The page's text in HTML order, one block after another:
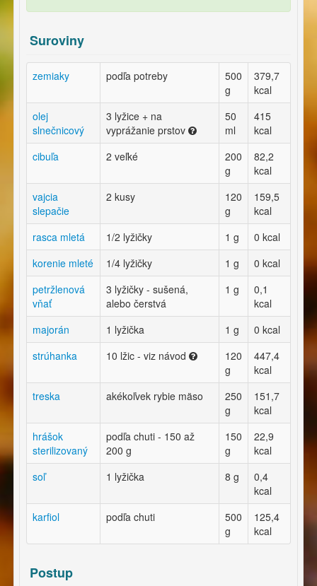
Suroviny
zemiaky podľa potreby
500
g
379,7
kcal
olej
slnečnicový
3 lyžice + na
vyprážanie prstov
50
ml
415
kcal
cibuľa
2 veľké
200
g
82,2
kcal
vajcia
slepačie
2 kusy
120
g
159,5
kcal
rasca mletá
1/2 lyžičky 1 g
0 kcal
korenie mleté
1/4 lyžičky 1 g
0 kcal
petržlenová
vňať
3 lyžičky - sušená,
alebo čerstvá
1 g
0,1
kcal
majorán
1 lyžička 1 g
0 kcal
strúhanka
10 lžic - viz návod
120
g
447,4
kcal
treska
akékoľvek rybie mäso
250
g
151,7
kcal
hrášok
sterilizovaný
podľa chuti - 150 až
200 g
150
g
22,9
kcal
soľ
1 lyžička 8 g
0,4
kcal
karfiol
podľa chuti
500
g
125,4
kcal
Postup